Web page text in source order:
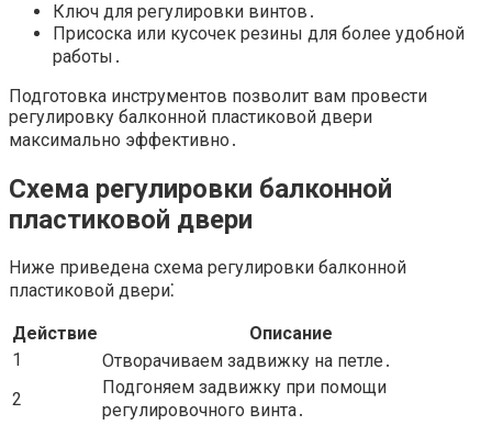
Ключ для регулировки винтов․
Присоска или кусочек резины для более удобной
работы․
Подготовка инструментов позволит вам провести
регулировку балконной пластиковой двери
максимально эффективно․
Схема регулировки балконной
пластиковой двери
Ниже приведена схема регулировки балконной
пластиковой двери⁚
Действие
Описание
1
Отворачиваем задвижку на петле․
2
Подгоняем задвижку при помощи
регулировочного винта․